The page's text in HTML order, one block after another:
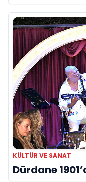
KÜLTÜR VE SANAT
Dürdane